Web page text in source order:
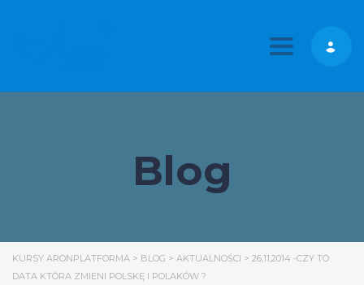
Toggle
Blog
KURSY ARONPLATFORMA > BLOG > AKTUALNOŚCI > 26,11,2014 -CZY TO
DATA KTÓRA ZMIENI POLSKĘ I POLAKÓW ?